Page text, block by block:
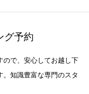
グ予約
ので、安心してお越し下
。知識豊富な専門のスタ